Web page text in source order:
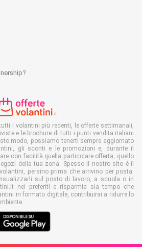
i volantini più recenti, le offerte settimanali,
e le brochure di tutti i punti vendita italiani
modo, possiamo tenerti sempre aggiornato
gli sconti e le promozioni e, durante il
con facilità quella particolare offerta, quello
della tua zona. Spesso il nostro sito è il
persino prima che arrivino per posta.
sul posto di lavoro, a scuola o in
nei preferiti e risparmia sia tempo che
in formato digitale, contribuirai a ridurre lo